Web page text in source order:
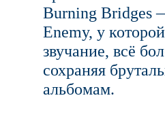
Burning Bridges
Enemy, у
звучание, всё
сохраняя
альбомам.